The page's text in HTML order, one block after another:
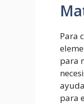
Para
para
para